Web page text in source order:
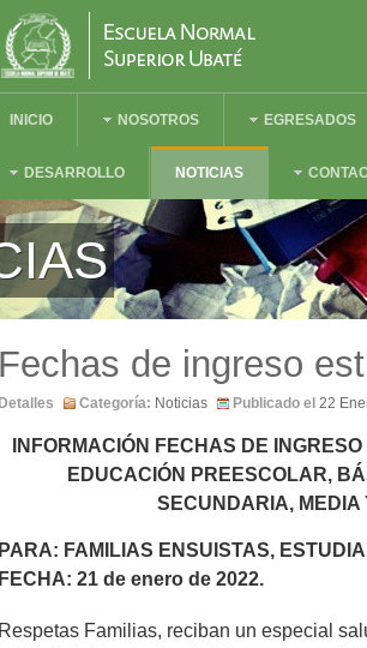
INICIO NOSOTROS EGRESADOS
DESARROLLO NOTICIAS
Fechas de ingreso
Detalles Categoría: Noticias Publicado el 22
INFORMACIÓN FECHAS DE
EDUCACIÓN PREESCOLAR,
SECUNDARIA, MEDIA
PARA: FAMILIAS ENSUISTAS,
FECHA: 21 de enero de 2022.
Respetas Familias, reciban un especial